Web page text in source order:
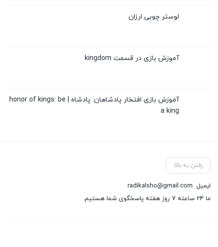
لوستر چوبی ارزان
آموزش بازی در قسمت kingdom
آموزش بازی افتخار پادشاهان: پادشاه | honor of kings: be
a king
رفتن به بالا
ایمیل radikalsho@gmail.com
ما 24 ساعته 7 روز هفته پاسخگوی شما هستیم.